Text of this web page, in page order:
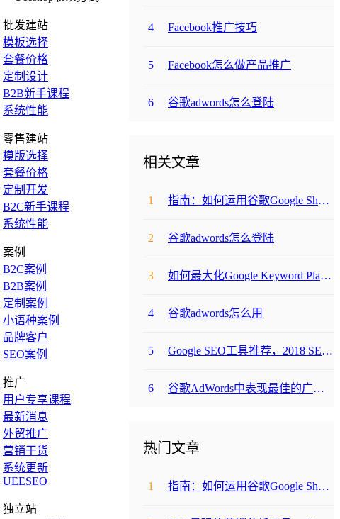
4 Facebook推广技巧
5 Facebook怎么做产品推广
6 谷歌adwords怎么登陆
相关文章
1 指南：如何运用谷歌Google Shopping和Product Listing Ads
2 谷歌adwords怎么登陆
3 如何最大化Google Keyword Planner的使用价值？
4 谷歌adwords怎么用
5 Google SEO工具推荐，2018 SEO新手必备工具
6 谷歌AdWords中表现最佳的广告，具备这9大因素！
热门文章
1 指南：如何运用谷歌Google Shopping和Product Listing Ads
批发建站
模板选择
套餐价格
定制设计
B2B新手课程
系统性能
零售建站
模版选择
套餐价格
定制开发
B2C新手课程
系统性能
案例
B2C案例
B2B案例
定制案例
小语种案例
品牌客户
SEO案例
推广
用户专享课程
最新消息
外贸推广
营销干货
系统更新
UEESEO
独立站